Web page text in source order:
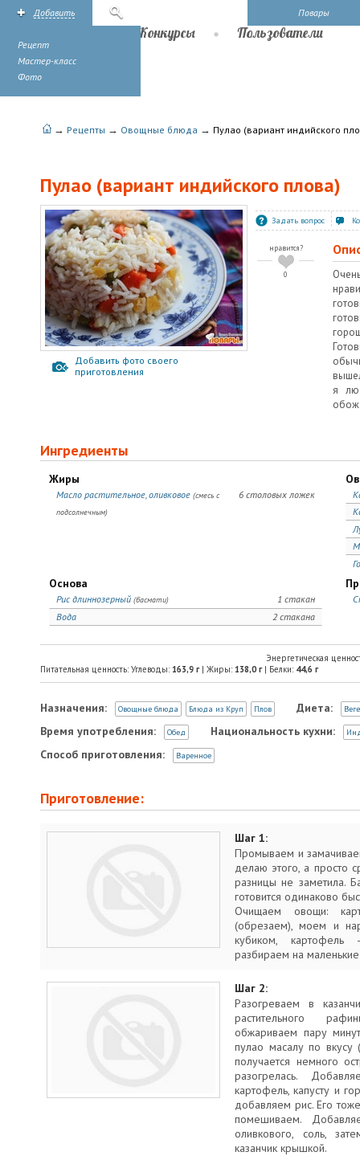
Повары
Добавить
Рецепт
Мастер-класс
Фото
Конкурсы Пользователи
→ Рецепты → Овощные блюда → Пулао (вариант индийского
Пулао (вариант индийского плова)
Добавить фото своего
приготовления
Задать вопрос
нравится?
0
я
Ингредиенты
Жиры
6 столовых ложек
Масло растительное, оливковое (смесь с
подсолнечным)
Основа
1 стакан
Рис длиннозерный (басмати)
2 стакана
Вода
Энергетическая
Питательная ценность: Углеводы: 163,9 г| Жиры: 138,0 г| Белки: 44,6 г
Назначения: Овощные блюда Блюда из Круп Плов Диета:
Время употребления: Обед Национальность кухни:
Способ приготовления: Варенное
Приготовление:
Шаг 1:
Промываем и
делаю этого, а просто
разницы не заметила.
готовится одинаково
Очищаем овощи:
(обрезаем), моем и
кубиком, картофель
разбираем на
Шаг 2:
Разогреваем в
растительного
обжариваем пару
пулао масалу по
получается немного
разогрелась.
картофель, капусту и
добавляем рис. Его
помешиваем.
оливкового, соль,
казанчик крышкой.